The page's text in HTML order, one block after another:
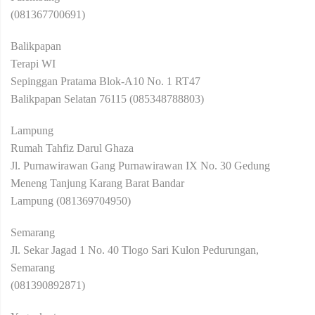
(081367700691)
Balikpapan
Terapi WI
Sepinggan Pratama Blok-A10 No. 1 RT47
Balikpapan Selatan 76115 (085348788803)
Lampung
Rumah Tahfiz Darul Ghaza
Jl. Purnawirawan Gang Purnawirawan IX No. 30 Gedung
Meneng Tanjung Karang Barat Bandar
Lampung (081369704950)
Semarang
Jl. Sekar Jagad 1 No. 40 Tlogo Sari Kulon Pedurungan,
Semarang
(081390892871)